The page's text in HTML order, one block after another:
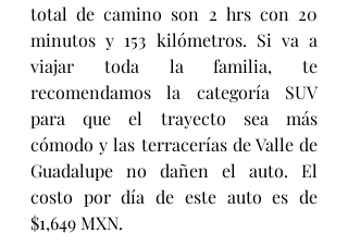
total de camino son 2 hrs con 20
minutos y 153 kilómetros. Si va a
viajar toda la familia, te
recomendamos la categoría SUV
para que el trayecto sea más
cómodo y las terracerías de Valle de
Guadalupe no dañen el auto. El
costo por día de este auto es de
$1,649 MXN.